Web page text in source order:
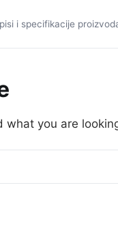
i specifikacije
what you are